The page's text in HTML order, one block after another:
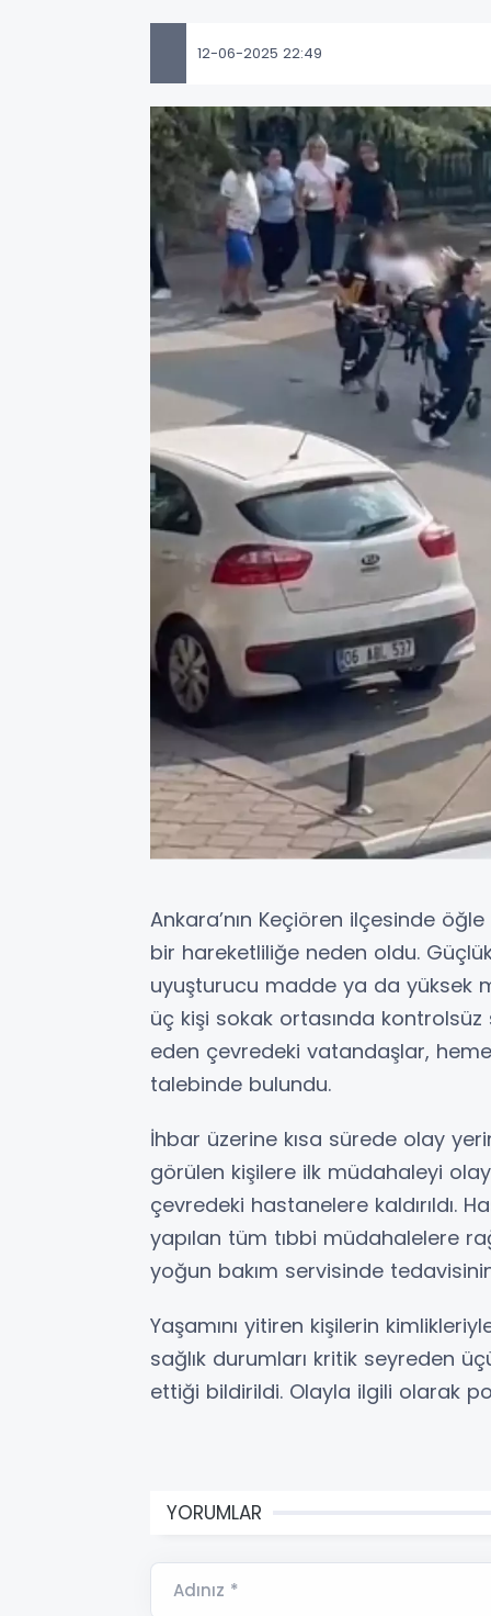
12-06-2025 22:49
Ankara’nın Keçiören ilçesinde
bir hareketliliğe neden oldu.
uyuşturucu madde ya da yüksek
üç kişi sokak ortasında
eden çevredeki vatandaşlar,
talebinde bulundu.
İhbar üzerine kısa sürede olay
görülen kişilere ilk müdahaleyi
çevredeki hastanelere kaldırıldı.
yapılan tüm tıbbi müdahalelere
yoğun bakım servisinde
Yaşamını yitiren kişilerin
sağlık durumları kritik seyreden
ettiği bildirildi. Olayla ilgili olarak
YORUMLAR
Adınız *